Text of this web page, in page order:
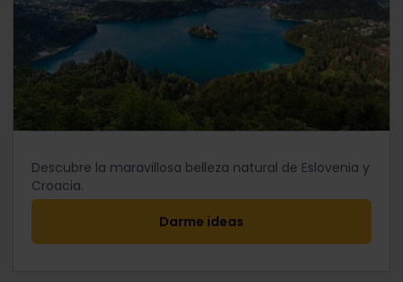
Descubre la maravillosa belleza natural de Eslovenia y
Croacia.
Darme ideas